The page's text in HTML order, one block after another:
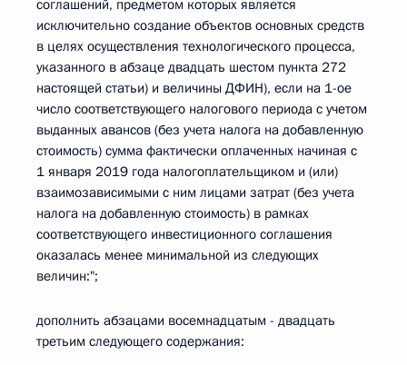
соглашений, предметом которых является
исключительно создание объектов основных средств
в целях осуществления технологического процесса,
указанного в абзаце двадцать шестом пункта 272
настоящей статьи) и величины ДФИН), если на 1-ое
число соответствующего налогового периода с учетом
выданных авансов (без учета налога на добавленную
стоимость) сумма фактически оплаченных начиная с
1 января 2019 года налогоплательщиком и (или)
взаимозависимыми с ним лицами затрат (без учета
налога на добавленную стоимость) в рамках
соответствующего инвестиционного соглашения
оказалась менее минимальной из следующих
величин:";
дополнить абзацами восемнадцатым - двадцать
третьим следующего содержания: